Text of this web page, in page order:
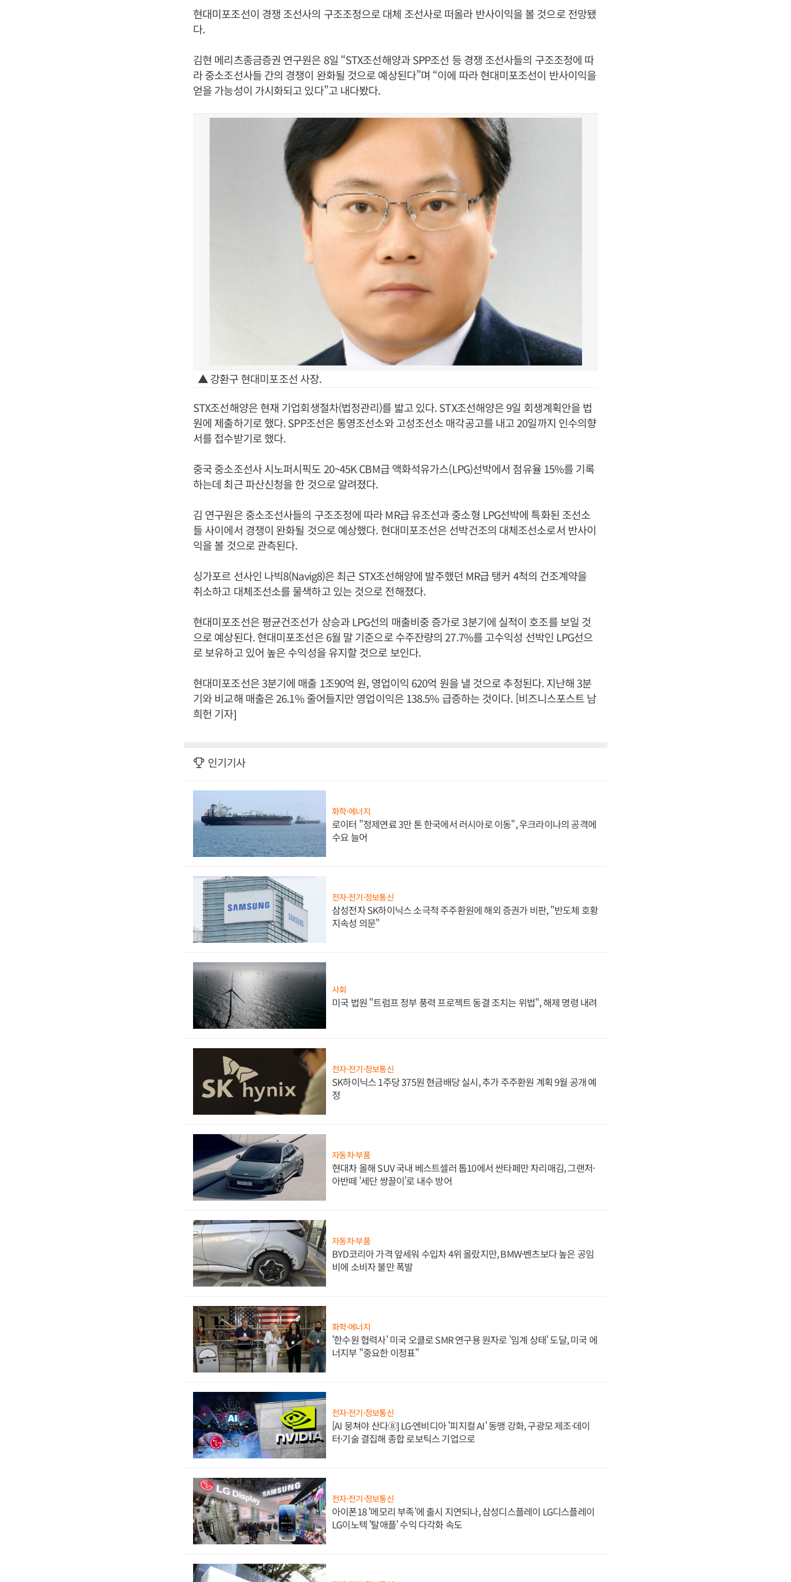
현대미포조선이 경쟁 조선사의 구조조정으로 대체 조선사로 떠올라 반사이익을 볼 것으로 전망됐
다.
김현 메리츠종금증권 연구원은 8일 “STX조선해양과 SPP조선 등 경쟁 조선사들의 구조조정에 따
라 중소조선사들 간의 경쟁이 완화될 것으로 예상된다”며 “이에 따라 현대미포조선이 반사이익을
얻을 가능성이 가시화되고 있다”고 내다봤다.
▲ 강환구 현대미포조선 사장.
STX조선해양은 현재 기업회생절차(법정관리)를 밟고 있다. STX조선해양은 9일 회생계획안을 법
원에 제출하기로 했다. SPP조선은 통영조선소와 고성조선소 매각공고를 내고 20일까지 인수의향
서를 접수받기로 했다.
중국 중소조선사 시노퍼시픽도 20~45K CBM급 액화석유가스(LPG)선박에서 점유율 15%를 기록
하는데 최근 파산신청을 한 것으로 알려졌다.
김 연구원은 중소조선사들의 구조조정에 따라 MR급 유조선과 중소형 LPG선박에 특화된 조선소
들 사이에서 경쟁이 완화될 것으로 예상했다. 현대미포조선은 선박건조의 대체조선소로서 반사이
익을 볼 것으로 관측된다.
싱가포르 선사인 나빅8(Navig8)은 최근 STX조선해양에 발주했던 MR급 탱커 4척의 건조계약을
취소하고 대체조선소를 물색하고 있는 것으로 전해졌다.
현대미포조선은 평균건조선가 상승과 LPG선의 매출비중 증가로 3분기에 실적이 호조를 보일 것
으로 예상된다. 현대미포조선은 6월 말 기준으로 수주잔량의 27.7%를 고수익성 선박인 LPG선으
로 보유하고 있어 높은 수익성을 유지할 것으로 보인다.
현대미포조선은 3분기에 매출 1조90억 원, 영업이익 620억 원을 낼 것으로 추정된다. 지난해 3분
기와 비교해 매출은 26.1% 줄어들지만 영업이익은 138.5% 급증하는 것이다. [비즈니스포스트 남
희헌 기자]
인기기사
화학·에너지
로이터 "정제연료 3만 톤 한국에서 러시아로 이동", 우크라이나의 공격에
수요 늘어
전자·전기·정보통신
삼성전자 SK하이닉스 소극적 주주환원에 해외 증권가 비판, "반도체 호황
지속성 의문"
사회
미국 법원 "트럼프 정부 풍력 프로젝트 동결 조치는 위법", 해제 명령 내려
전자·전기·정보통신
SK하이닉스 1주당 375원 현금배당 실시, 추가 주주환원 계획 9월 공개 예
정
자동차·부품
현대차 올해 SUV 국내 베스트셀러 톱10에서 싼타페만 자리매김, 그랜저·
아반떼 '세단 쌍끌이'로 내수 방어
자동차·부품
BYD코리아 가격 앞세워 수입차 4위 올랐지만, BMW·벤츠보다 높은 공임
비에 소비자 불만 폭발
화학·에너지
'한수원 협력사' 미국 오클로 SMR 연구용 원자로 '임계 상태' 도달, 미국 에
너지부 "중요한 이정표"
전자·전기·정보통신
[AI 뭉쳐야 산다⑧] LG·엔비디아 '피지컬 AI' 동맹 강화, 구광모 제조·데이
터·기술 결집해 종합 로보틱스 기업으로
전자·전기·정보통신
아이폰18 '메모리 부족'에 출시 지연되나, 삼성디스플레이 LG디스플레이
LG이노텍 '탈애플' 수익 다각화 속도